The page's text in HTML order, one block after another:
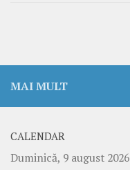
MAI MULT
CALENDAR
Duminică, 9 august 2026